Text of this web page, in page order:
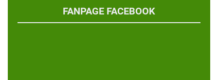
FANPAGE FACEBOOK